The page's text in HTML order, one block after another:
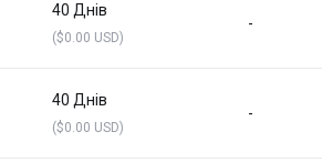
40 Днів
($0.00 USD)
-
40 Днів
($0.00 USD)
-